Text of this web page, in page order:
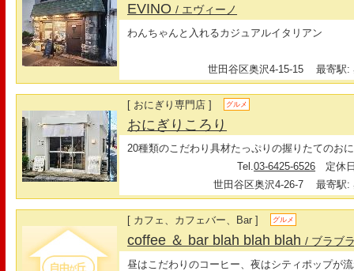
EVINO/ エヴィーノ
わんちゃんと入れるカジュアルイタリアン
世田谷区奥沢4-15-15 最寄駅:
[ おにぎり専門店 ] グルメ
おにぎりころり
20種類のこだわり具材たっぷりの握りたてのお
Tel.03-6425-6526 定休
世田谷区奥沢4-26-7
最寄駅:
[ カフェ、カフェバー、Bar ] グルメ
coffee ＆ bar blah blah blah/ ブラブ
昼はこだわりのコーヒー、夜はシティポップが